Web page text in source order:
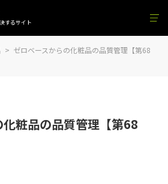
するサイト
ゼロベースからの化粧品の品質管理【第68
粧品の品質管理【第68